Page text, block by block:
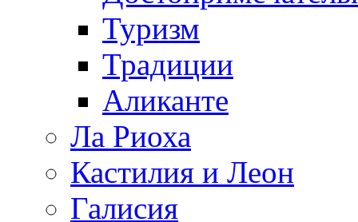
Туризм
Традиции
Аликанте
Ла Риоха
Кастилия и Леон
Галисия